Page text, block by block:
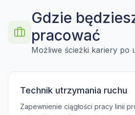
Gdzie
pracować
Możliwe ścieżki kariery po
Technik utrzymania ruchu
Zapewnienie ciągłości pracy linii